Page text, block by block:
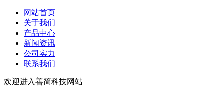
网站首页
关于我们
产品中心
新闻资讯
公司实力
联系我们
欢迎进入善简科技网站